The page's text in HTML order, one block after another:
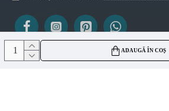
ADAUGĂ ÎN COȘ
ViZIO AGS SRL